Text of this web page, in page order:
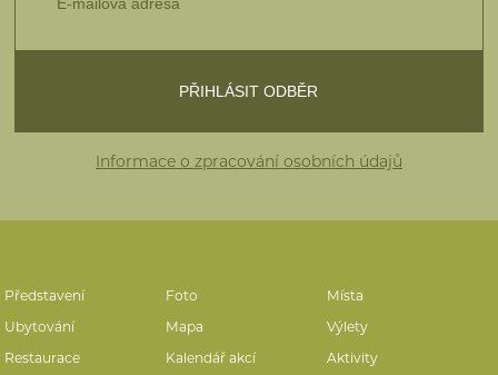
Informace o zpracování osobních údajů
Představení Foto
Místa
Ubytování
Mapa
Výlety
Restaurace
Kalendář akcí
Aktivity